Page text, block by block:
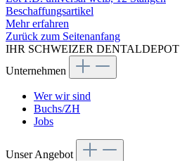
Beschaffungsartikel
Mehr erfahren
Zurück zum Seitenanfang
IHR SCHWEIZER DENTALDEPOT
Unternehmen
Wer wir sind
Buchs/ZH
Jobs
Unser Angebot